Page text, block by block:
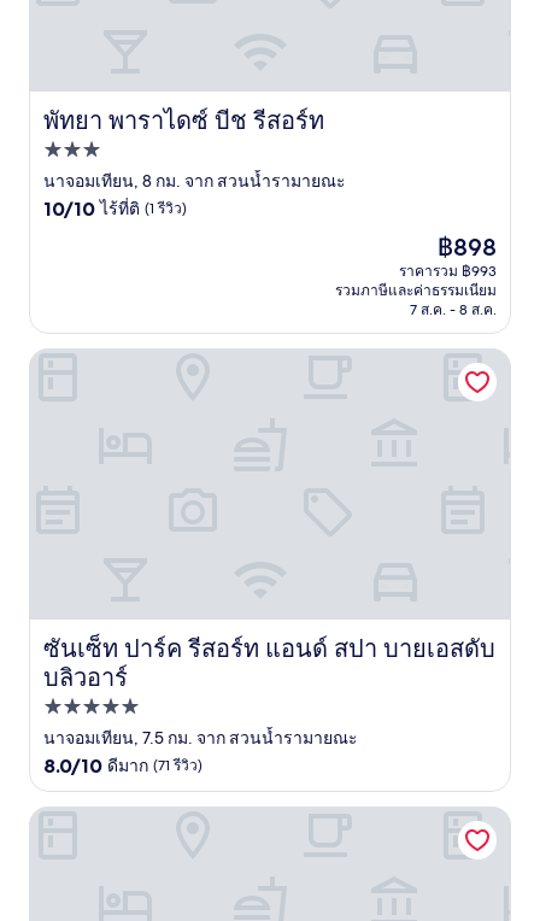
พัทยา พาราไดซ์ บีช รีสอร์ท
พัทยา พาราไดซ์ บีช รีสอร์ท
ที่พัก
3.0
ดาว
นาจอมเทียน, 8 กม. จาก สวนน้ำรามายณะ
10.0
(1
รีวิว)
10/10 ไร้ที่ติ (1 รีวิว)
ราคา
ปัจจุบัน
คือ
฿898
฿898
ราคารวม ฿993
รวมภาษีและค่าธรรมเนียม
7 ส.ค. - 8 ส.ค.
ซันเซ็ท ปาร์ค รีสอร์ท แอนด์ สปา บายเอสดับ
บลิวอาร์
ซันเซ็ท ปาร์ค รีสอร์ท แอนด์ สปา บายเอสดับบลิวอาร์
ที่พัก
5.0
ดาว
นาจอมเทียน, 7.5 กม. จาก สวนน้ำรามายณะ
8.0
จาก
10,
8.0/10 ดีมาก (71 รีวิว)
ซันเซ็ท ปาร์ค รีสอร์ท แอนด์ สปา บายเอสดับบลิวอาร์
โรงแรมแซนด์ ดอลลาร์ บูทีค